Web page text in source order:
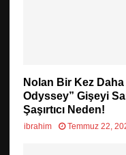
Nolan Bir Kez Daha
Odyssey” Gişeyi
Şaşırtıcı Neden!
ibrahim Temmuz 22,